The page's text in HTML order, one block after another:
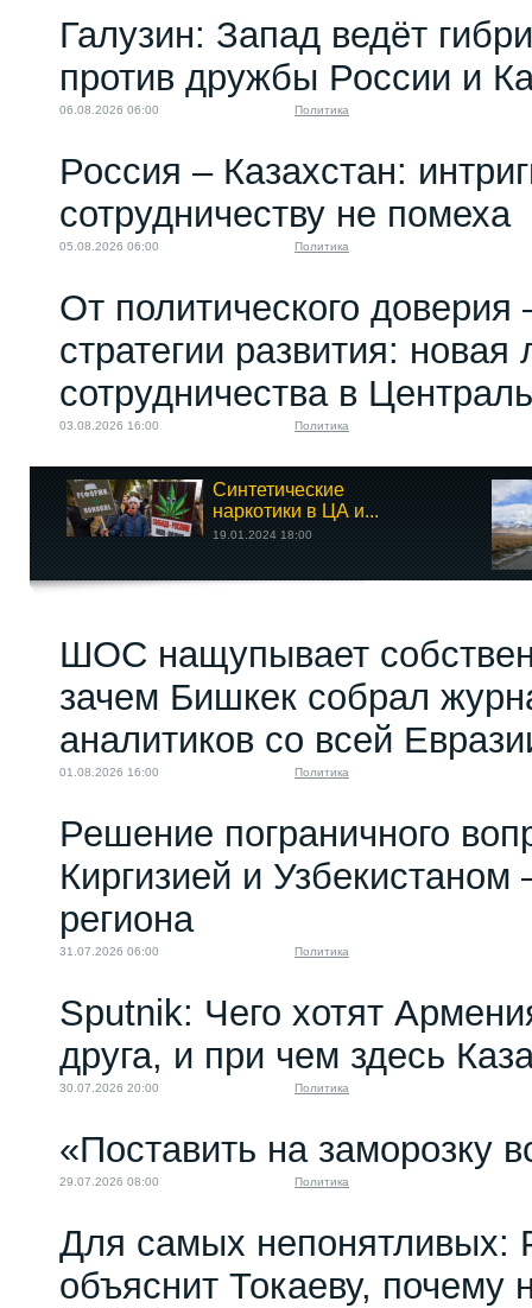
Галузин: Запад ведёт
против дружбы России и
06.08.2026 06:00 Политика
Россия – Казахстан:
сотрудничеству не помеха
05.08.2026 06:00 Политика
От политического
стратегии развития: новая
сотрудничества в
03.08.2026 16:00 Политика
Синтетические
наркотики в ЦА и...
19.01.2024 18:00
ШОС нащупывает
зачем Бишкек собрал
аналитиков со всей
01.08.2026 16:00 Политика
Решение пограничного
Киргизией и Узбекистаном
региона
31.07.2026 06:00 Политика
Sputnik: Чего хотят
друга, и при чем здесь
30.07.2026 20:00 Политика
«Поставить на заморозку
29.07.2026 08:00 Политика
Для самых непонятливых:
объяснит Токаеву,